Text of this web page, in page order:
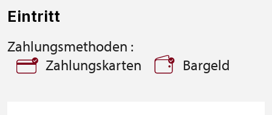
Eintritt
Zahlungsmethoden :
Zahlungskarten
Bargeld